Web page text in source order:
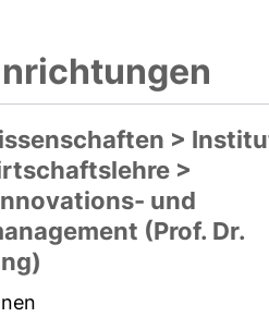
>
>
und
(Prof. Dr.